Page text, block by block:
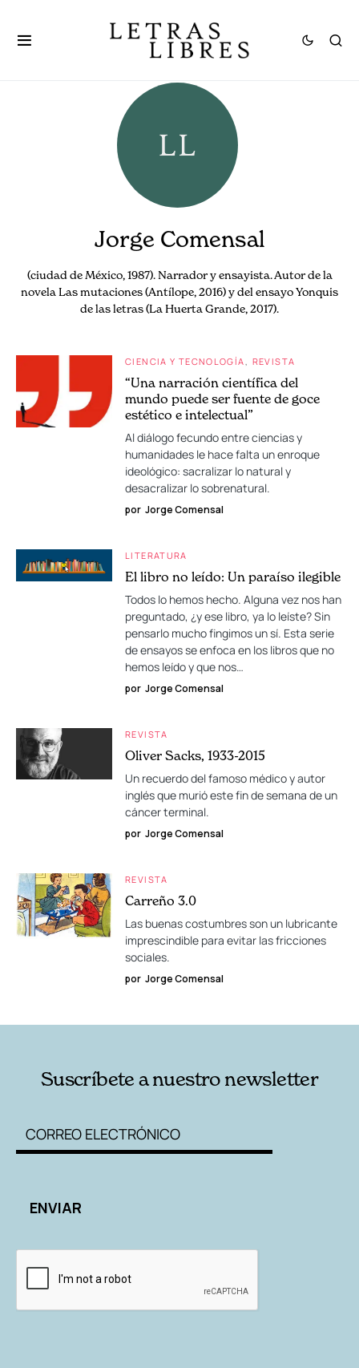
Jorge Comensal
(ciudad de México, 1987). Narrador y ensayista. Autor de la
novela Las mutaciones (Antílope, 2016) y del ensayo Yonquis
de las letras (La Huerta Grande, 2017).
CIENCIA Y TECNOLOGÍA REVISTA
“Una narración científica del
mundo puede ser fuente de goce
estético e intelectual”
Al diálogo fecundo entre ciencias y
humanidades le hace falta un enroque
ideológico: sacralizar lo natural y
desacralizar lo sobrenatural.
por Jorge Comensal
LITERATURA
El libro no leído: Un paraíso ilegible
Todos lo hemos hecho. Alguna vez nos han
preguntado, ¿y ese libro, ya lo leíste? Sin
pensarlo mucho fingimos un sí. Esta serie
de ensayos se enfoca en los libros que no
hemos leído y que nos…
por Jorge Comensal
REVISTA
Oliver Sacks, 1933-2015
Un recuerdo del famoso médico y autor
inglés que murió este fin de semana de un
cáncer terminal.
por Jorge Comensal
REVISTA
Carreño 3.0
Las buenas costumbres son un lubricante
imprescindible para evitar las fricciones
sociales.
por Jorge Comensal
Suscríbete a nuestro newsletter